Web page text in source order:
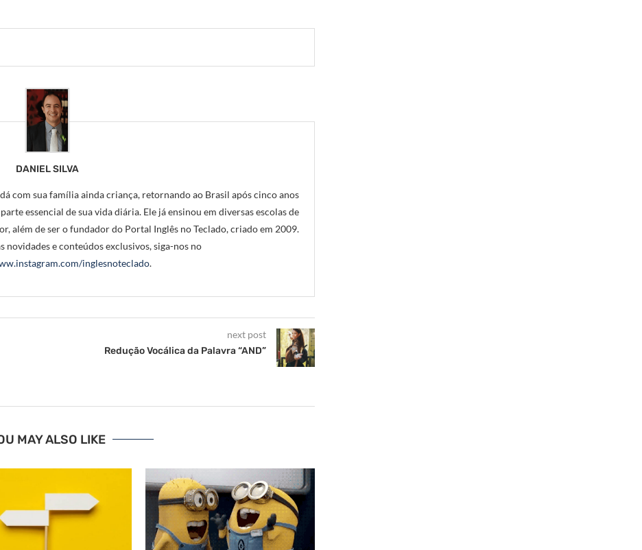
DANIEL SILVA
com sua família ainda criança, retornando ao Brasil após cinco anos
essencial de sua vida diária. Ele já ensinou em diversas escolas de
além de ser o fundador do Portal Inglês no Teclado, criado em 2009.
novidades e conteúdos exclusivos, siga-nos no
inglesnoteclado.
next post
Redução Vocálica da Palavra “AND”
MAY ALSO LIKE